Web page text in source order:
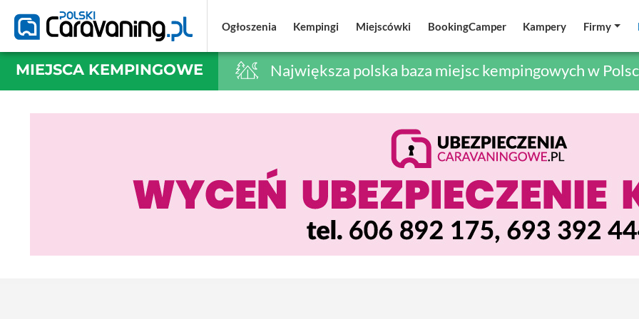
Ogłoszenia Kempingi Miejscówki BookingCamper Kampery Firmy
MIEJSCA KEMPINGOWE Największa polska baza miejsc kempingowych w
Ogłoszenia Kempingi Miejscówki BookingCamper Kampery Firmy